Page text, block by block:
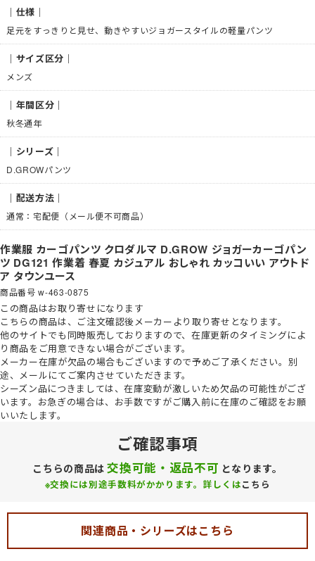
｜仕様｜
足元をすっきりと見せ、動きやすいジョガースタイルの軽量パンツ
｜サイズ区分｜
メンズ
｜年間区分｜
秋冬通年
｜シリーズ｜
D.GROWパンツ
｜配送方法｜
通常：宅配便（メール便不可商品）
作業服 カーゴパンツ クロダルマ D.GROW ジョガーカーゴパン
ツ DG121 作業着 春夏 カジュアル おしゃれ カッコいい アウトド
ア タウンユース
商品番号 w-463-0875
この商品はお取り寄せ になります
こちらの商品は、ご注文確認後メーカーより取り寄せとなります。
他のサイトでも同時販売しておりますので、在庫更新のタイミングによ
り商品をご用意できない場合がございます。
メーカー在庫が欠品の場合もございますので予めご了承ください。 別
途、メールにてご案内させていただきます。
シーズン品につきましては、在庫変動が激しいため欠品の可能性がござ
います。お急ぎの場合は、お手数ですがご購入前に在庫のご確認をお願
いいたします。
ご確認事項
こちらの商品は 交換可能・返品不可 となります。
※交換には別途手数料がかかります。詳しくはこちら
関連商品・シリーズはこちら